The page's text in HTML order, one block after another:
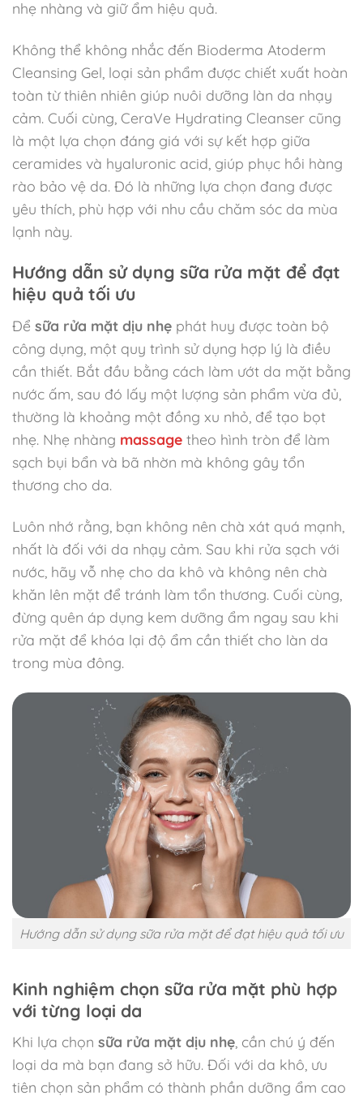
nhẹ nhàng và giữ ẩm hiệu quả.
Không thể không nhắc đến Bioderma Atoderm
Cleansing Gel, loại sản phẩm được chiết xuất hoàn
toàn từ thiên nhiên giúp nuôi dưỡng làn da nhạy
cảm. Cuối cùng, CeraVe Hydrating Cleanser cũng
là một lựa chọn đáng giá với sự kết hợp giữa
ceramides và hyaluronic acid, giúp phục hồi hàng
rào bảo vệ da. Đó là những lựa chọn đang được
yêu thích, phù hợp với nhu cầu chăm sóc da mùa
lạnh này.
Hướng dẫn sử dụng sữa rửa mặt để đạt
hiệu quả tối ưu
Để sữa rửa mặt dịu nhẹ phát huy được toàn bộ
công dụng, một quy trình sử dụng hợp lý là điều
cần thiết. Bắt đầu bằng cách làm ướt da mặt bằng
nước ấm, sau đó lấy một lượng sản phẩm vừa đủ,
thường là khoảng một đồng xu nhỏ, để tạo bọt
nhẹ. Nhẹ nhàng massage theo hình tròn để làm
sạch bụi bẩn và bã nhờn mà không gây tổn
thương cho da.
Luôn nhớ rằng, bạn không nên chà xát quá mạnh,
nhất là đối với da nhạy cảm. Sau khi rửa sạch với
nước, hãy vỗ nhẹ cho da khô và không nên chà
khăn lên mặt để tránh làm tổn thương. Cuối cùng,
đừng quên áp dụng kem dưỡng ẩm ngay sau khi
rửa mặt để khóa lại độ ẩm cần thiết cho làn da
trong mùa đông.
Hướng dẫn sử dụng sữa rửa mặt để đạt hiệu quả tối ưu
Kinh nghiệm chọn sữa rửa mặt phù hợp
với từng loại da
Khi lựa chọn sữa rửa mặt dịu nhẹ , cần chú ý đến
loại da mà bạn đang sở hữu. Đối với da khô, ưu
tiên chọn sản phẩm có thành phần dưỡng ẩm cao